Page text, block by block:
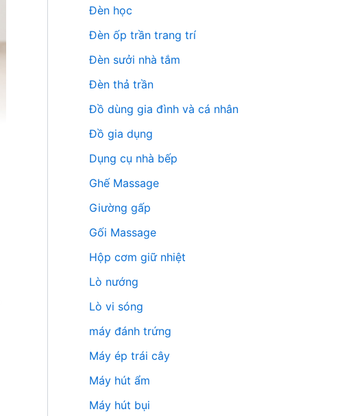
Đèn học
Đèn ốp trần trang trí
Đèn sưởi nhà tắm
Đèn thả trần
Đồ dùng gia đình và cá nhân
Đồ gia dụng
Dụng cụ nhà bếp
Ghế Massage
Giường gấp
Gối Massage
Hộp cơm giữ nhiệt
Lò nướng
Lò vi sóng
máy đánh trứng
Máy ép trái cây
Máy hút ẩm
Máy hút bụi